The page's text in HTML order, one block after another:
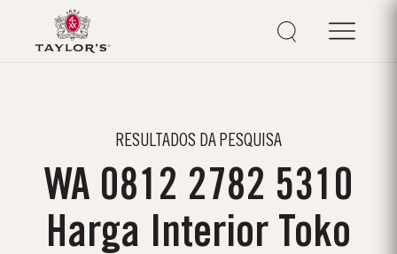
RESULTADOS DA PESQUISA
WA 0812 2782 5310
Harga Interior Toko